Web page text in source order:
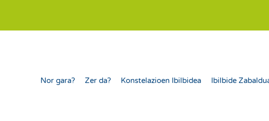
Nor gara? Zer da? Konstelazioen Ibilbidea Ibilbide